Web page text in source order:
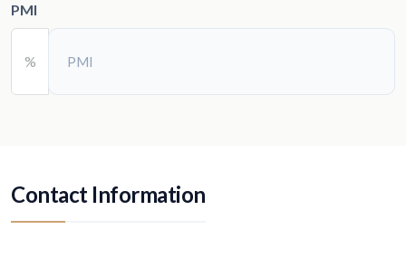
PMI
%
Contact Information